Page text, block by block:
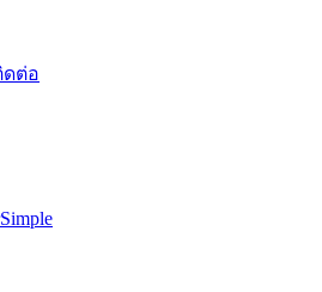
ดต่อ
Simple